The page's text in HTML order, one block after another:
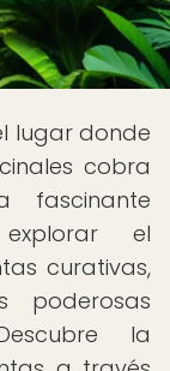
lugar donde
cobra
fascinante
el
curativas,
poderosas
la